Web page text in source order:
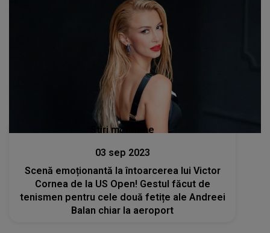
Stiri mondene
03 sep 2023
Scenă emoționantă la întoarcerea lui Victor
Cornea de la US Open! Gestul făcut de
tenismen pentru cele două fetițe ale Andreei
Balan chiar la aeroport